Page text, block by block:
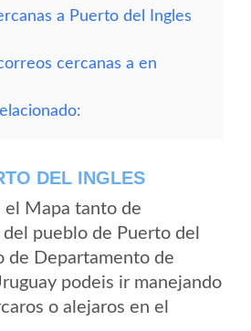
a Puerto del Ingles
cercanas a en
DEL INGLES
el Mapa tanto de
pueblo de Puerto del
de Departamento de
podeis ir manejando
o alejaros en el